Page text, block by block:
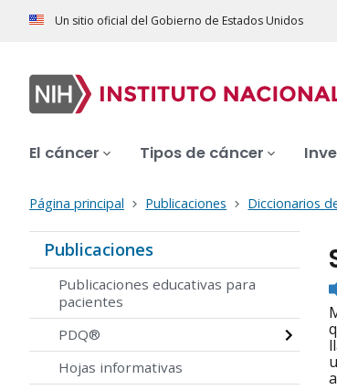
Un sitio oficial del Gobierno de Estados Unidos
El cáncer Tipos de cáncer
Página principal Publicaciones Diccionarios
Publicaciones
Publicaciones educativas para
pacientes
PDQ®
Hojas informativas